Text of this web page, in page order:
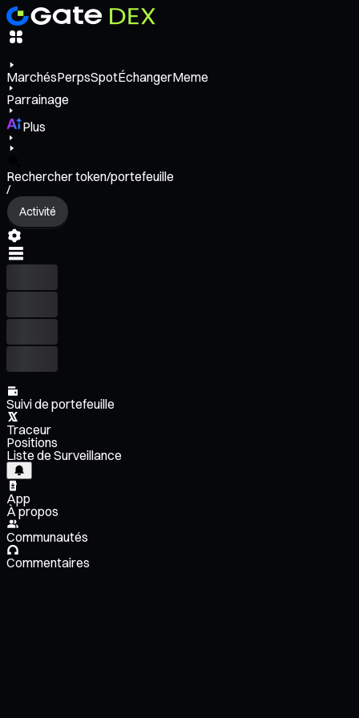
MarchésPerpsSpotÉchangerMeme
Parrainage
Plus
Rechercher token/portefeuille
/
Activité
Suivi de portefeuille
Traceur
Positions
Liste de Surveillance
App
À propos
Communautés
Commentaires